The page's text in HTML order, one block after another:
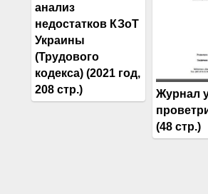
анализ
недостатков КЗоТ
Украины
(Трудового
кодекса) (2021 год,
208 стр.)
Журнал
(48 стр.)